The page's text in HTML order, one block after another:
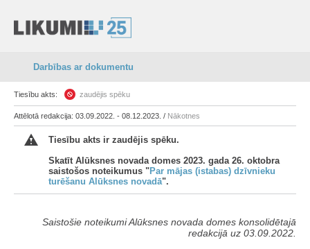
Darbības ar dokumentu
Tiesību akts: zaudējis spēku
Attēlotā redakcija: 03.09.2022. - 08.12.2023. / Nākotnes
Tiesību akts ir zaudējis spēku.
Skatīt Alūksnes novada domes 2023. gada 26. oktobra
saistošos noteikumus "Par mājas (istabas) dzīvnieku
turēšanu Alūksnes novadā".
Saistošie noteikumi Alūksnes novada domes konsolidētajā
redakcijā uz 03.09.2022.